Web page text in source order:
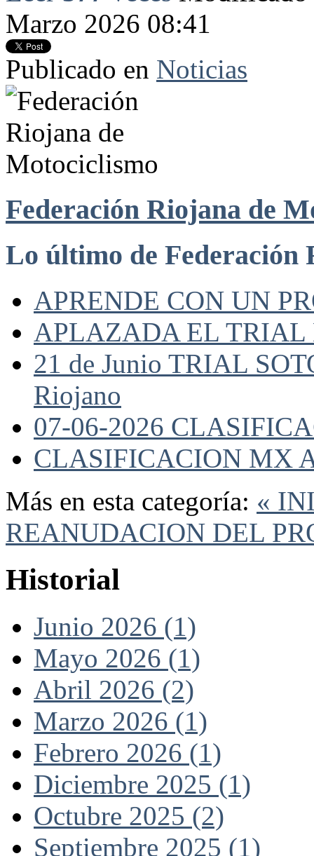
Marzo 2026 08:41
Publicado en Noticias
Federación Riojana de
Lo último de Federación
APRENDE CON UN
APLAZADA EL TRIAL
21 de Junio TRIAL
Riojano
07-06-2026
CLASIFICACION MX
Más en esta categoría: «
REANUDACION DEL
Historial
Junio 2026 (1)
Mayo 2026 (1)
Abril 2026 (2)
Marzo 2026 (1)
Febrero 2026 (1)
Diciembre 2025 (1)
Octubre 2025 (2)
Septiembre 2025 (1)